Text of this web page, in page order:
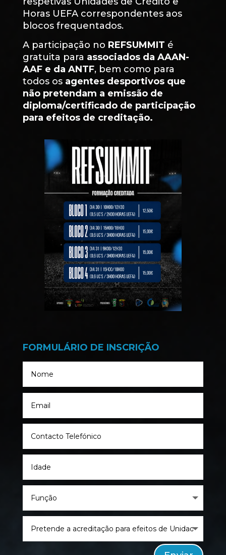
Horas UEFA correspondentes aos
blocos frequentados.
A participação no REFSUMMIT é
gratuita para associados da AAAN-
AAF e da ANTF, bem como para
todos os agentes desportivos que
não pretendam a emissão de
diploma/certificado de participação
para efeitos de creditação.
FORMULÁRIO DE INSCRIÇÃO